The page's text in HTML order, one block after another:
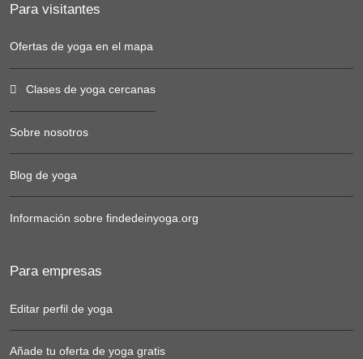
Para visitantes
Ofertas de yoga en el mapa
Clases de yoga cercanas
Sobre nosotros
Blog de yoga
Información sobre findedeinyoga.org
Para empresas
Editar perfil de yoga
Añade tu oferta de yoga gratis